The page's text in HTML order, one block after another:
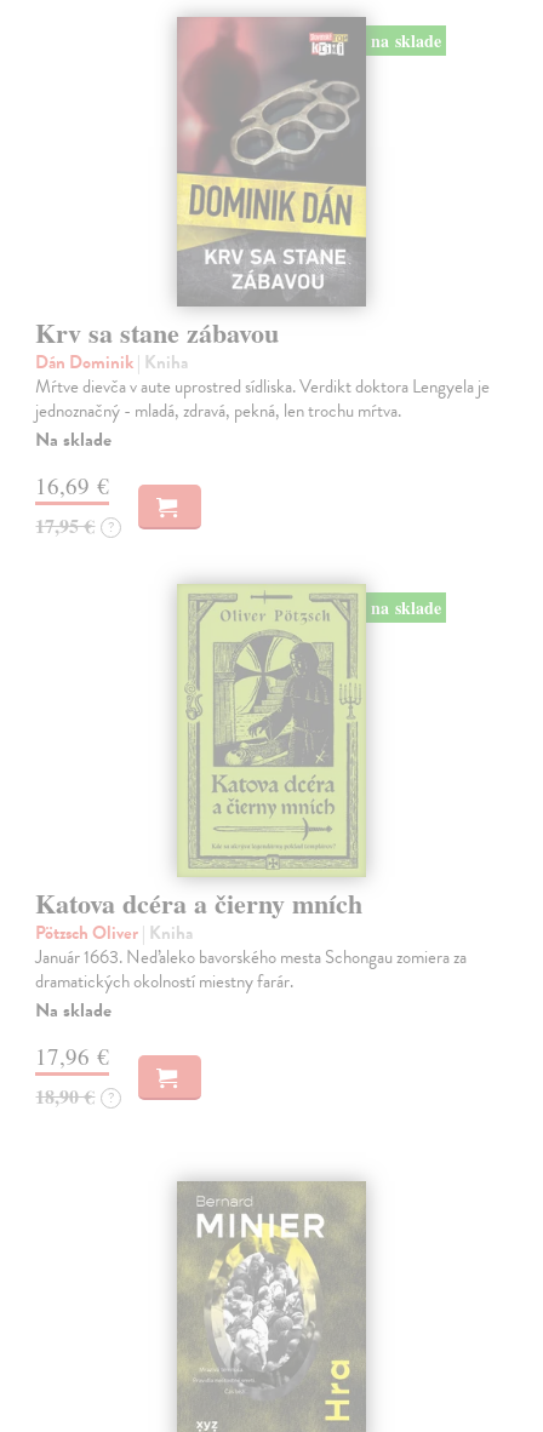
na sklade
Krv sa stane zábavou
Dán Dominik| Kniha
Mŕtve dievča v aute uprostred sídliska. Verdikt doktora Lengyela je
jednoznačný - mladá, zdravá, pekná, len trochu mŕtva.
Na sklade
16,69 €
17,95 € ?
na sklade
Katova dcéra a čierny mních
Pötzsch Oliver| Kniha
Január 1663. Neďaleko bavorského mesta Schongau zomiera za
dramatických okolností miestny farár.
Na sklade
17,96 €
18,90 € ?